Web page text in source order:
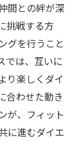
間との絆が深
挑戦する方
グを行うこと
では、互いに
り楽しくダイ
合わせた動き
が、フィット
に進むダイエ